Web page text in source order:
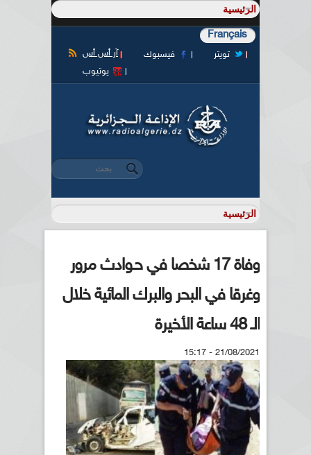
Français
آر أس أس فيسبوك
تويتر
يوتيوب
استمارة البحث
‏بحث ‏
وفاة 17 شخصا في حـوادث مرور
وغرقا في البحر والبرك المائية خلال
الـ 48 ساعة الأخيرة
21/08/2021 - 15:17